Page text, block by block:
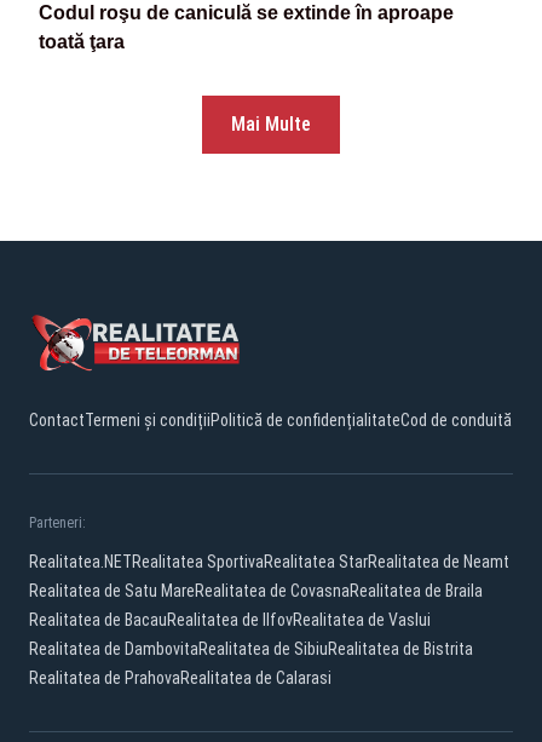
Codul roşu de caniculă se extinde în aproape
toată ţara
Mai Multe
ContactTermeni și condițiiPolitică de confidențialitateCod de conduită
Parteneri:
Realitatea.NETRealitatea SportivaRealitatea StarRealitatea de Neamt
Realitatea de Satu MareRealitatea de CovasnaRealitatea de Braila
Realitatea de BacauRealitatea de IlfovRealitatea de Vaslui
Realitatea de DambovitaRealitatea de SibiuRealitatea de Bistrita
Realitatea de PrahovaRealitatea de Calarasi